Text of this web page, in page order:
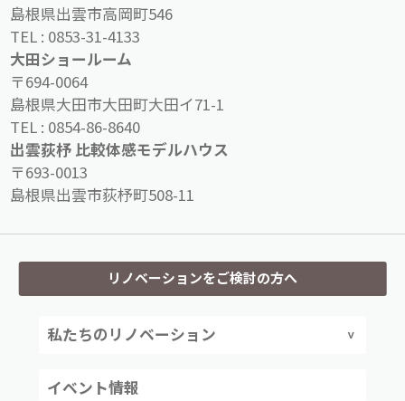
島根県出雲市高岡町546
TEL : 0853-31-4133
大田ショールーム
〒694-0064
島根県大田市大田町大田イ71-1
TEL : 0854-86-8640
出雲荻杼 比較体感モデルハウス
〒693-0013
島根県出雲市荻杼町508-11
リノベーションをご検討の方へ
私たちのリノベーション
イベント情報